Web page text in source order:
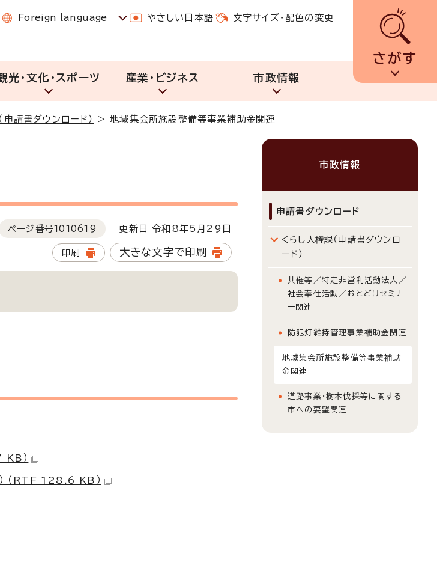
Foreign language やさしい日本語 文字サイズ・配色の変更
さがす
光・文化・スポーツ 産業・ビジネス 市政情報
申請書ダウンロード） >地域集会所施設整備等事業補助金関連
ページ番号1010619 更新日 令和8年5月29日
印刷 大きな文字で印刷
KB）
（RTF 128.6 KB）
市政情報
申請書ダウンロード
くらし人権課（申請書ダウンロ
ード）
共催等／特定非営利活動法人／
社会奉仕活動／おとどけセミナ
ー関連
防犯灯維持管理事業補助金関連
地域集会所施設整備等事業補助
金関連
道路事業・樹木伐採等に関する
市への要望関連